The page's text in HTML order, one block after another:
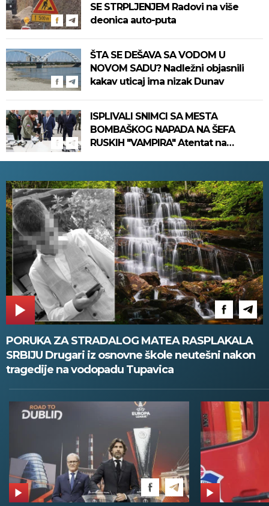
SE STRPLJENJEM Radovi na više
deonica auto-puta
ŠTA SE DEŠAVA SA VODOM U
NOVOM SADU? Nadležni objasnili
kakav uticaj ima nizak Dunav
ISPLIVALI SNIMCI SA MESTA
BOMBAŠKOG NAPADA NA ŠEFA
RUSKIH "VAMPIRA" Atentat na
PORUKA ZA STRADALOG MATEA RASPLAKALA
SRBIJU Drugari iz osnovne škole neutešni nakon
tragedije na vodopadu Tupavica